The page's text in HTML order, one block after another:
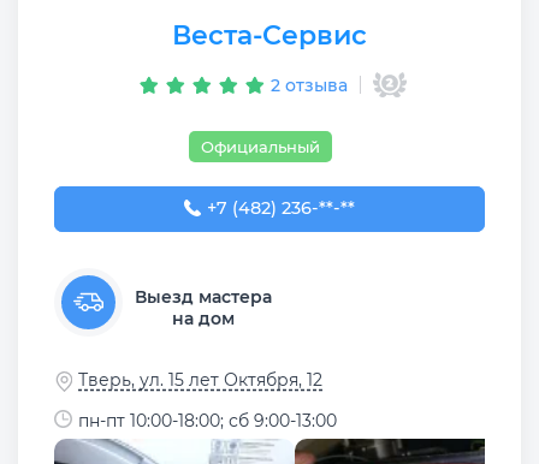
Веста-Сервис
2 отзыва
Официальный
+7 (482) 236-83-43
+7 (482) 236-**-**
Выезд мастера
на дом
Тверь, ул. 15 лет Октября, 12
пн-пт 10:00-18:00; сб 9:00-13:00